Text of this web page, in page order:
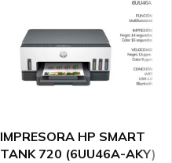
IMPRESORA HP SMART
TANK 720 (6UU46A-AKY)